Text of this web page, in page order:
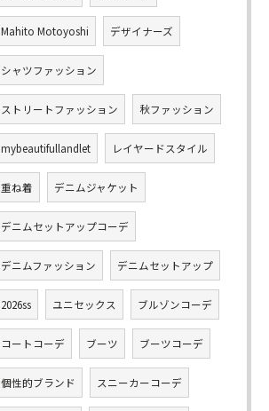
Mahito Motoyoshi デザイナーズ
シャツファッション
ストリートファッション 秋ファッション
mybeautifullandlet レイヤードスタイル
重ね着 デニムジャケット
デニムセットアップコーデ
デニムファッション デニムセットアップ
2026ss ユニセックス ブルゾンコーデ
コートコーデ ブーツ ブーツコーデ
個性的ブランド スニーカーコーデ